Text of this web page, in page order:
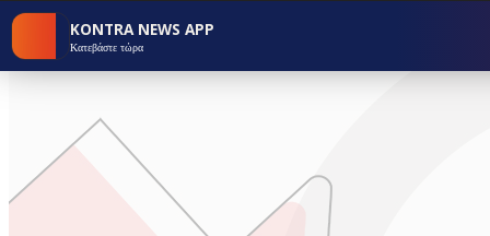
KONTRA NEWS APP
Κατεβάστε τώρα